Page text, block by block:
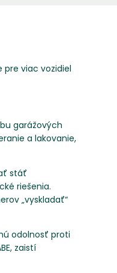
pre viac vozidiel
garážových
a lakovanie,
stáť
riešenia.
„vyskladať“
odolnosť proti
zaistí